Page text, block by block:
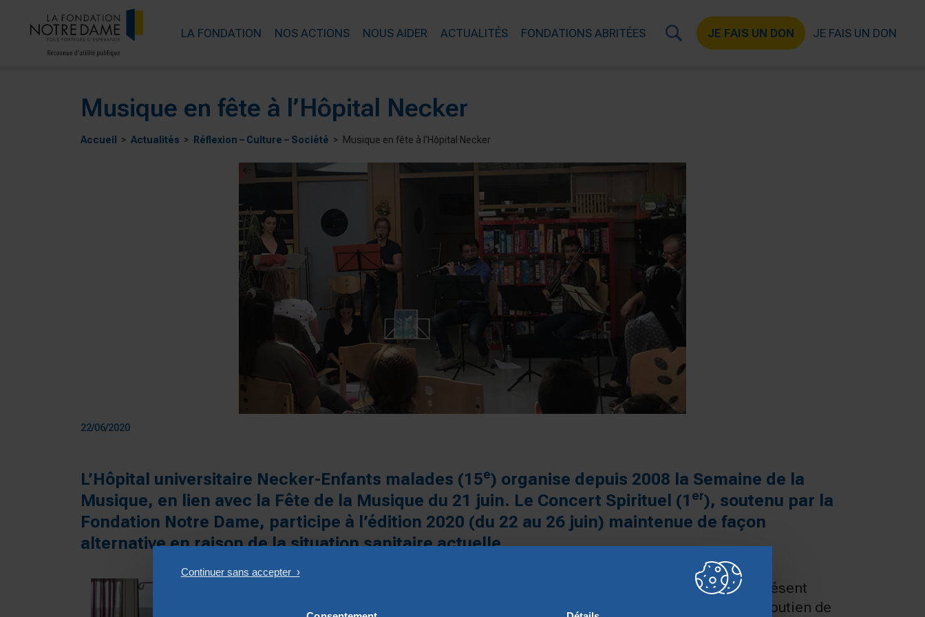
LA FONDATION NOS ACTIONS NOUS AIDER ACTUALITÉS FONDATIONS ABRITÉES JE FAIS UN DON JE FAIS UN DON
Musique en fête à l’Hôpital Necker
Accueil Actualités Réflexion – Culture – Société Musique en fête à l’Hôpital Necker
22/06/2020
L’Hôpital universitaire Necker-Enfants malades (15e) organise depuis 2008 la Semaine de la
Musique, en lien avec la Fête de la Musique du 21 juin. Le Concert Spirituel (1 er), soutenu par la
Fondation Notre Dame, participe à l’édition 2020 (du 22 au 26 juin) maintenue de façon
alternative en raison de la situation sanitaire actuelle.
, ensemble français de musique baroque, présent
depuis septembre 2019 au chevet des enfants malades avec le soutien de